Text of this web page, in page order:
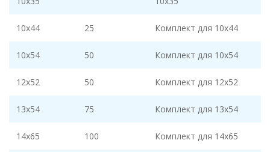
10x44 25 Комплект для 10x44
10x54 50 Комплект для 10x54
12x52 50 Комплект для 12x52
13x54 75 Комплект для 13x54
14x65 100 Комплект для 14x65